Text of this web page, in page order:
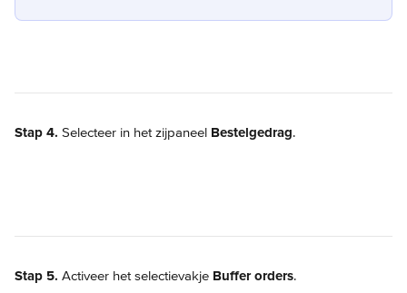
Stap 4. Selecteer in het zijpaneel Bestelgedrag.
Stap 5. Activeer het selectievakje Buffer orders.